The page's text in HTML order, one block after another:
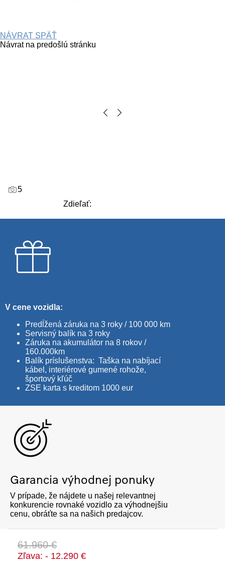
NÁVRAT SPÄŤ
Návrat na predošlú stránku
5
Zdieľať:
V cene vozidla:
Predĺžená záruka na 3 roky / 100 000 km
Servisný balík na 3 roky
Záruka na akumulátor na 8 rokov /
160.000km
Balík príslušenstva: Taška na nabíjací
kábel, interiérové gumené rohože,
športový kľúč
ZSE karta s kreditom 1000 eur
Garancia výhodnej ponuky
V prípade, že nájdete u našej relevantnej
konkurencie rovnaké vozidlo za výhodnejšiu
cenu, obráťte sa na našich predajcov.
61.960 €
Zľava: - 12.290 €